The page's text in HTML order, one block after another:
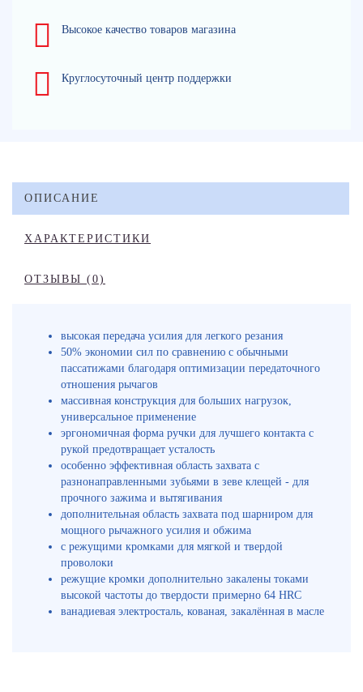
Высокое качество товаров магазина
Круглосуточный центр поддержки
ОПИСАНИЕ
ХАРАКТЕРИСТИКИ
ОТЗЫВЫ (0)
высокая передача усилия для легкого резания
50% экономии сил по сравнению с обычными
пассатижами благодаря оптимизации передаточного
отношения рычагов
массивная конструкция для больших нагрузок,
универсальное применение
эргономичная форма ручки для лучшего контакта с
рукой предотвращает усталость
особенно эффективная область захвата с
разнонаправленными зубьями в зеве клещей - для
прочного зажима и вытягивания
дополнительная область захвата под шарниром для
мощного рычажного усилия и обжима
с режущими кромками для мягкой и твердой
проволоки
режущие кромки дополнительно закалены токами
высокой частоты до твердости примерно 64 HRC
ванадиевая электросталь, кованая, закалённая в масле